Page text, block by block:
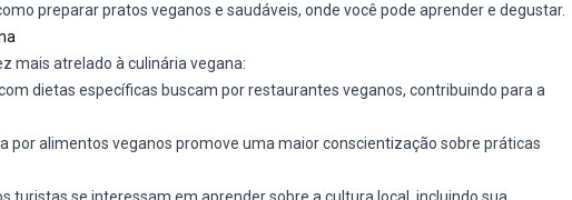
preparar pratos veganos e saudáveis, onde você pode aprender e degustar.
mais atrelado à culinária vegana:
dietas específicas buscam por restaurantes veganos, contribuindo para a
por alimentos veganos promove uma maior conscientização sobre práticas